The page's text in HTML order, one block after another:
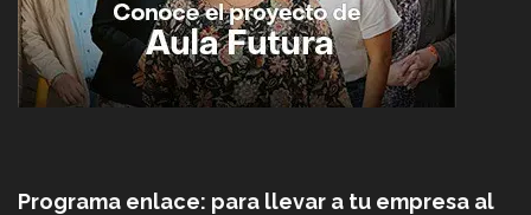
Programa enlace: para llevar a tu empresa al